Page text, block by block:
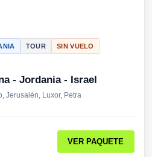
TOUR SIN VUELO
- Jordania - Israel
Jerusalén, Luxor, Petra
VER PAQUETE